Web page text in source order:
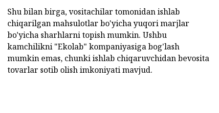
Shu bilan birga, vositachilar tomonidan ishlab
chiqarilgan mahsulotlar bo'yicha yuqori marjlar
bo'yicha sharhlarni topish mumkin. Ushbu
kamchilikni "Ekolab" kompaniyasiga bog'lash
mumkin emas, chunki ishlab chiqaruvchidan bevosita
tovarlar sotib olish imkoniyati mavjud.